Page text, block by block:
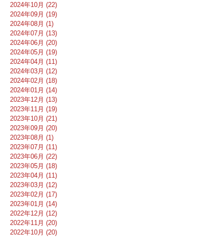
2024年10月 (22)
2024年09月 (19)
2024年08月 (1)
2024年07月 (13)
2024年06月 (20)
2024年05月 (19)
2024年04月 (11)
2024年03月 (12)
2024年02月 (18)
2024年01月 (14)
2023年12月 (13)
2023年11月 (19)
2023年10月 (21)
2023年09月 (20)
2023年08月 (1)
2023年07月 (11)
2023年06月 (22)
2023年05月 (18)
2023年04月 (11)
2023年03月 (12)
2023年02月 (17)
2023年01月 (14)
2022年12月 (12)
2022年11月 (20)
2022年10月 (20)